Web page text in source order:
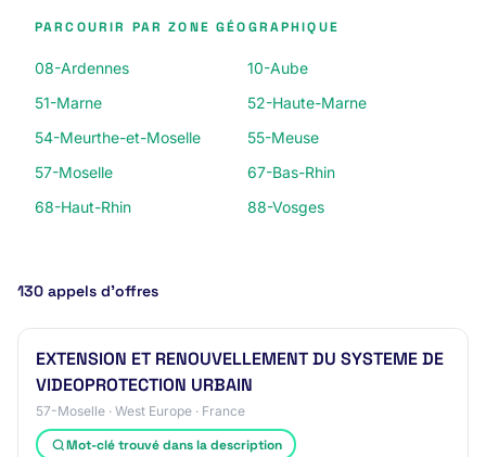
PARCOURIR PAR ZONE GÉOGRAPHIQUE
08-Ardennes
10-Aube
51-Marne
52-Haute-Marne
54-Meurthe-et-Moselle
55-Meuse
57-Moselle
67-Bas-Rhin
68-Haut-Rhin
88-Vosges
130 appels d’offres
EXTENSION ET RENOUVELLEMENT DU SYSTEME DE
VIDEOPROTECTION URBAIN
57-Moselle · West Europe · France
Mot-clé trouvé dans la description